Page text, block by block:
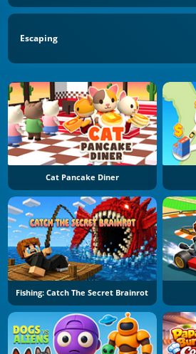
Escaping
Cat Pancake Diner
Fishing: Catch The Secret Brainrot